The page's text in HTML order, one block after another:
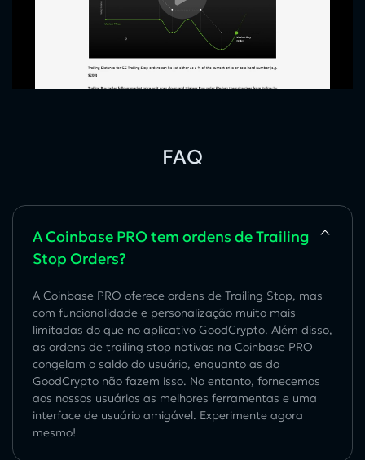
FAQ
A Coinbase PRO tem ordens de Trailing
Stop Orders?
A Coinbase PRO oferece ordens de Trailing Stop, mas
com funcionalidade e personalização muito mais
limitadas do que no aplicativo GoodCrypto. Além disso,
as ordens de trailing stop nativas na Coinbase PRO
congelam o saldo do usuário, enquanto as do
GoodCrypto não fazem isso. No entanto, fornecemos
aos nossos usuários as melhores ferramentas e uma
interface de usuário amigável. Experimente agora
mesmo!